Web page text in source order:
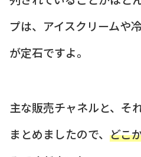
プは、アイスクリームや
が定石ですよ。
主な販売チャネルと、そ
まとめましたので、 どこ